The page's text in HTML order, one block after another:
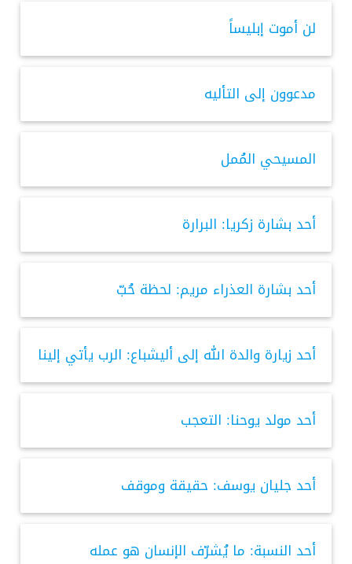
لن أموت إبليساً
مدعوون إلى التأليه
المسيحي المُمل
أحد بشارة زكريا: البرارة
أحد بشارة العذراء مريم: لحظة حُبّ
أحد زيارة والدة الله إلى أليشباع: الرب يأتي إلينا
أحد مولد يوحنا: التعجب
أحد جليان يوسف: حقيقة وموقف
أحد النسبة: ما يُشرّف الإنسان هو عمله